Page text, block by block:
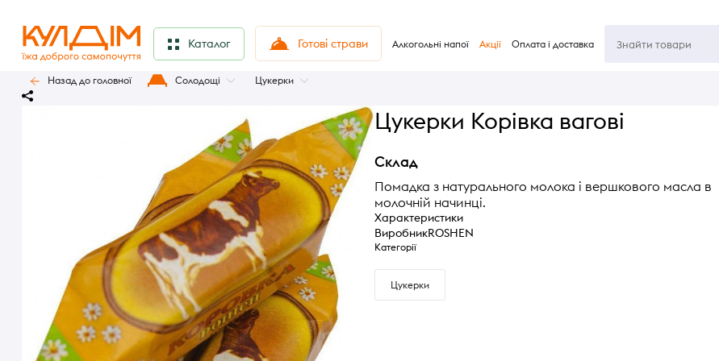
Каталог Готові страви Алкогольні напої Акції Оплата і доставка
Назад до головної Солодощі Цукерки
Цукерки Корівка вагові
Склад
Помадка з натурального молока і вершкового масла в
молочній начинці.
Характеристики
ВиробникROSHEN
Категорії
Цукерки